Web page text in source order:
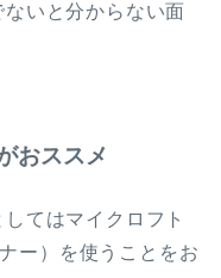
いと分からない面
おススメ
てはマイクロフト
ー）を使うことをお